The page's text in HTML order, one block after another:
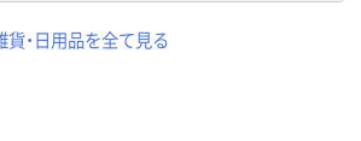
・日用品を全て見る